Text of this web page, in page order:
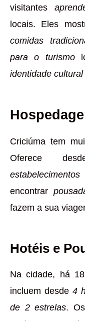
visitantes
locais. Eles
comidas
para o turismo
identidade cultural
Criciúma tem
Oferece
encontrar
fazem a sua
Hotéis e
Na cidade, há
incluem desde 4
de 2 estrelas.